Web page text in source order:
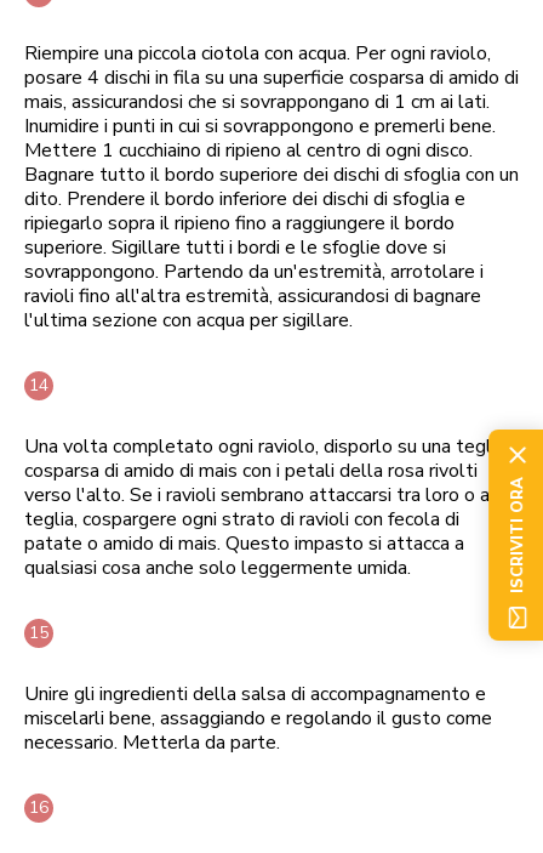
Riempire una piccola ciotola con acqua. Per ogni raviolo,
posare 4 dischi in fila su una superficie cosparsa di amido di
mais, assicurandosi che si sovrappongano di 1 cm ai lati.
Inumidire i punti in cui si sovrappongono e premerli bene.
Mettere 1 cucchiaino di ripieno al centro di ogni disco.
Bagnare tutto il bordo superiore dei dischi di sfoglia con un
dito. Prendere il bordo inferiore dei dischi di sfoglia e
ripiegarlo sopra il ripieno fino a raggiungere il bordo
superiore. Sigillare tutti i bordi e le sfoglie dove si
sovrappongono. Partendo da un'estremità, arrotolare i
ravioli fino all'altra estremità, assicurandosi di bagnare
l'ultima sezione con acqua per sigillare.
Una volta completato ogni raviolo, disporlo su una teglia
cosparsa di amido di mais con i petali della rosa rivolti
verso l'alto. Se i ravioli sembrano attaccarsi tra loro o alla
teglia, cospargere ogni strato di ravioli con fecola di
patate o amido di mais. Questo impasto si attacca a
qualsiasi cosa anche solo leggermente umida.
Unire gli ingredienti della salsa di accompagnamento e
miscelarli bene, assaggiando e regolando il gusto come
necessario. Metterla da parte.
ISCRIVITI ORA